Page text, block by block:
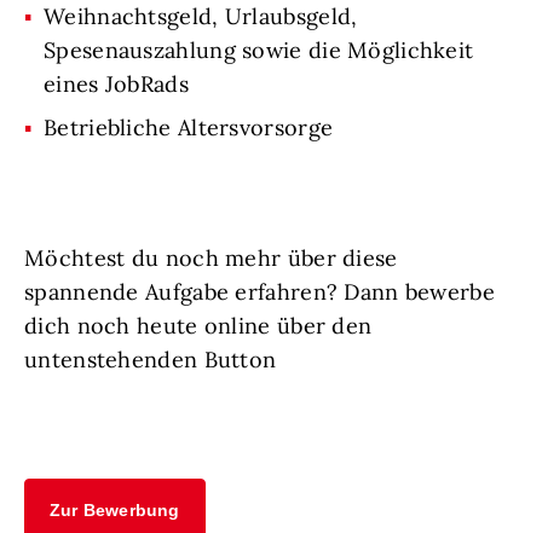
Weihnachtsgeld, Urlaubsgeld,
Spesenauszahlung sowie die Möglichkeit
eines JobRads
Betriebliche Altersvorsorge
Möchtest du noch mehr über diese
spannende Aufgabe erfahren? Dann bewerbe
dich noch heute online über den
untenstehenden Button
Zur Bewerbung